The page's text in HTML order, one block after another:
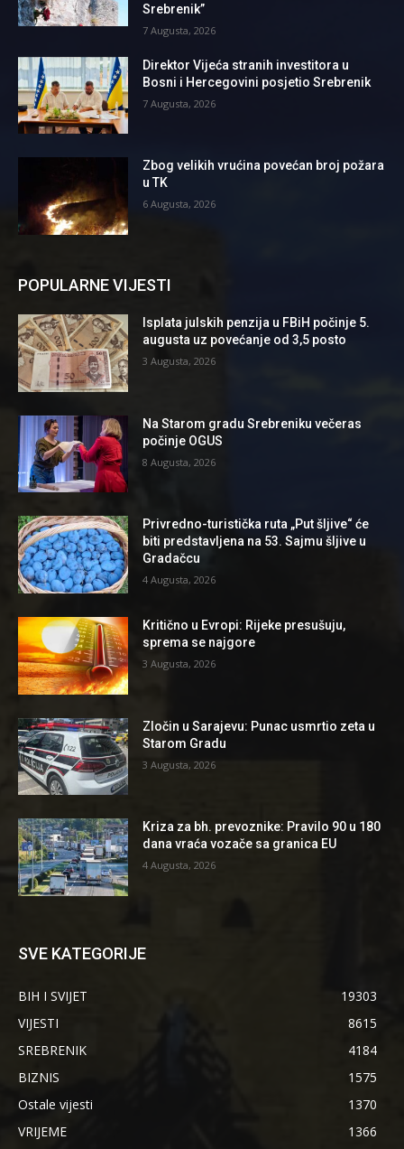
Srebrenik”
7 Augusta, 2026
Direktor Vijeća stranih investitora u
Bosni i Hercegovini posjetio Srebrenik
7 Augusta, 2026
Zbog velikih vrućina povećan broj požara
u TK
6 Augusta, 2026
POPULARNE VIJESTI
Isplata julskih penzija u FBiH počinje 5.
augusta uz povećanje od 3,5 posto
3 Augusta, 2026
Na Starom gradu Srebreniku večeras
počinje OGUS
8 Augusta, 2026
Privredno-turistička ruta „Put šljive“ će
biti predstavljena na 53. Sajmu šljive u
Gradačcu
4 Augusta, 2026
Kritično u Evropi: Rijeke presušuju,
sprema se najgore
3 Augusta, 2026
Zločin u Sarajevu: Punac usmrtio zeta u
Starom Gradu
3 Augusta, 2026
Kriza za bh. prevoznike: Pravilo 90 u 180
dana vraća vozače sa granica EU
4 Augusta, 2026
SVE KATEGORIJE
BIH I SVIJET
19303
VIJESTI
8615
SREBRENIK
4184
BIZNIS
1575
Ostale vijesti
1370
VRIJEME
1366